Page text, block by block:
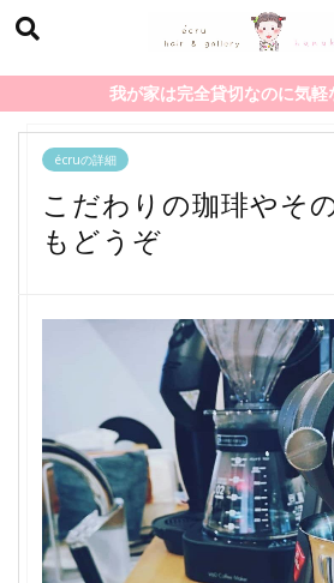
我が家は完全貸切なのに気軽
écruの詳細
こだわりの珈琲やそ
もどうぞ